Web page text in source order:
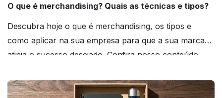
O que é merchandising? Quais as técnicas e tipos?
Descubra hoje o que é merchandising, os tipos e
como aplicar na sua empresa para que a sua marca
atinja o sucesso desejado. Confira nosso conteúdo